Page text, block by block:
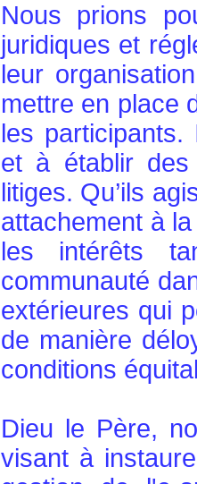
Nous prions
juridiques et
leur
mettre en place
les participants.
et à établir des
litiges. Qu’ils
attachement à
les intérêts
communauté
extérieures qui
de manière
conditions
Dieu le Père,
visant à